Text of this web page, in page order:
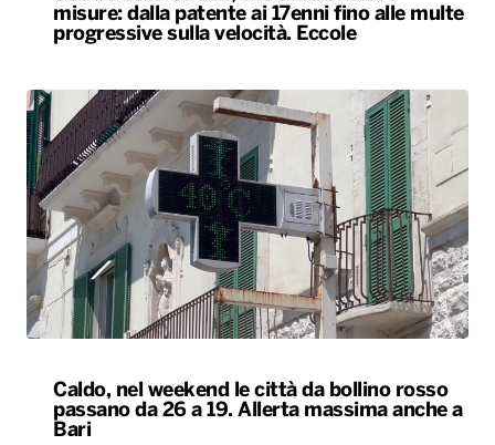
misure: dalla patente ai 17enni fino alle multe
progressive sulla velocità. Eccole
Caldo, nel weekend le città da bollino rosso
passano da 26 a 19. Allerta massima anche a
Bari